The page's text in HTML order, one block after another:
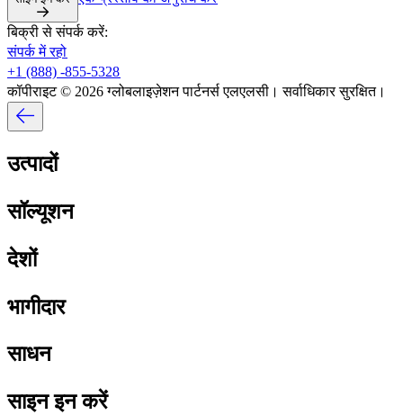
बिक्री से संपर्क करें:​​
संपर्क में रहो​​
+1 (888) -855-5328​​
कॉपीराइट © 2026 ग्लोबलाइज़ेशन पार्टनर्स एलएलसी। सर्वाधिकार सुरक्षित।​​
उत्पादों​​
सॉल्यूशन​​
देशों​​
भागीदार​​
साधन​​
साइन इन करें​​